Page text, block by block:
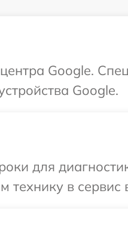
Google.
Google.
для
технику в сервис